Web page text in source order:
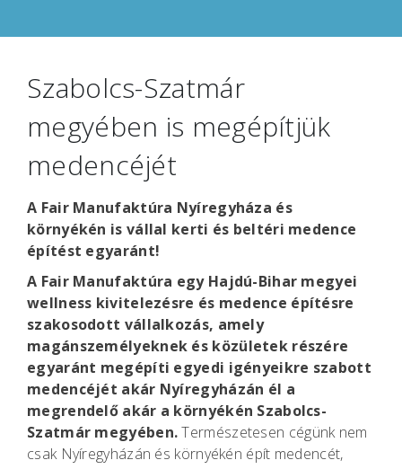
Szabolcs-Szatmár
megyében is megépítjük
medencéjét
A Fair Manufaktúra Nyíregyháza és
környékén is vállal kerti és beltéri medence
építést egyaránt!
A Fair Manufaktúra egy Hajdú-Bihar megyei
wellness kivitelezésre és medence építésre
szakosodott vállalkozás, amely
magánszemélyeknek és közületek részére
egyaránt megépíti egyedi igényeikre szabott
medencéjét akár Nyíregyházán él a
megrendelő akár a környékén Szabolcs-
Szatmár megyében.Természetesen cégünk nem
csak Nyíregyházán és környékén épít medencét,